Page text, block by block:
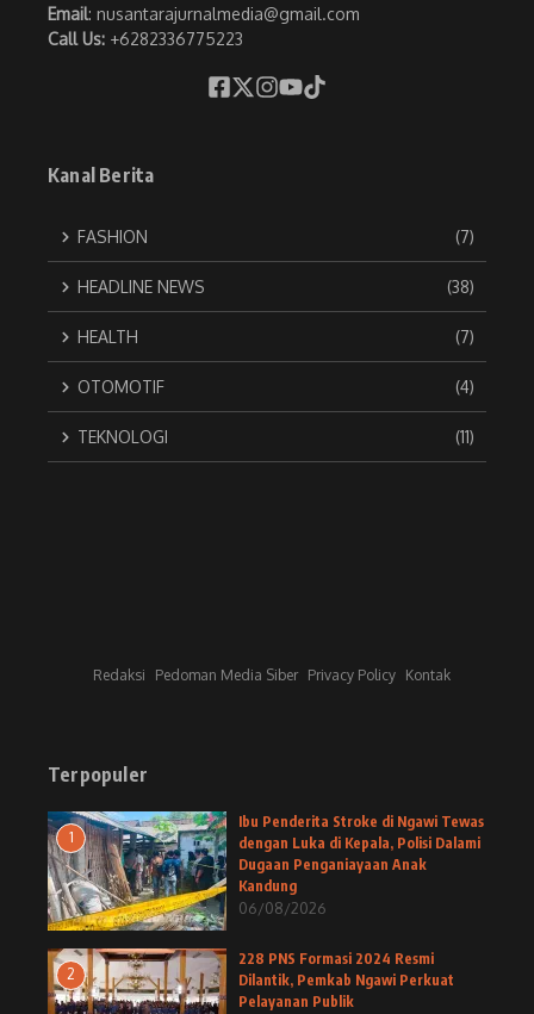
Email: nusantarajurnalmedia@gmail.com
Call Us: +6282336775223
Kanal Berita
FASHION (7)
HEADLINE NEWS (38)
HEALTH (7)
OTOMOTIF (4)
TEKNOLOGI (11)
Redaksi Pedoman Media Siber Privacy Policy Kontak
Terpopuler
1
Ibu Penderita Stroke di Ngawi Tewas
dengan Luka di Kepala, Polisi Dalami
Dugaan Penganiayaan Anak
Kandung
06/08/2026
2
228 PNS Formasi 2024 Resmi
Dilantik, Pemkab Ngawi Perkuat
Pelayanan Publik